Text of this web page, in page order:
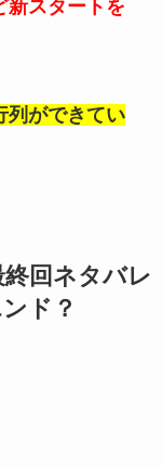
新スタートを
列ができてい
回ネタバレ
ド？